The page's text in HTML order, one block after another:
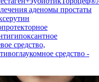
аденомы простаты
средство,
средство -